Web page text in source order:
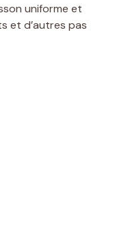
uniforme et
et d’autres pas